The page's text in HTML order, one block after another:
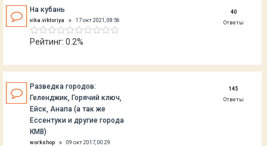
На кубань
vika.viktoriya 17 окт 2021, 08:56
Рейтинг: 0.2%
40
Ответы
Разведка городов:
Геленджик, Горячий ключ,
Ейск, Анапа (а так же
Ессентуки и другие города
КМВ)
workshop 09 окт 2017, 00:29
145
Ответы